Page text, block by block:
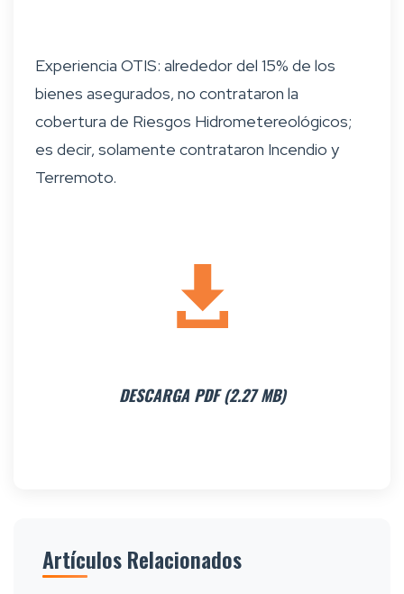
Experiencia OTIS: alrededor del 15% de los
bienes asegurados, no contrataron la
cobertura de Riesgos Hidrometereológicos;
es decir, solamente contrataron Incendio y
Terremoto.
DESCARGA PDF (2.27 MB)
Artículos Relacionados